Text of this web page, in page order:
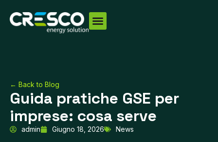
← Back to Blog
Guida pratiche GSE per
imprese: cosa serve
admin Giugno 18, 2026 News